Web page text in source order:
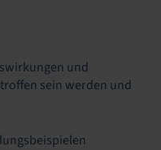
und
sein werden und